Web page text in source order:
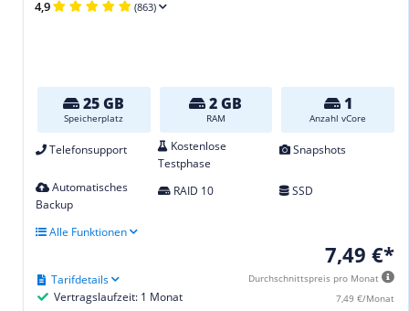
4,9 (863)
25 GB
Speicherplatz
2 GB
RAM
1
Anzahl vCore
Telefonsupport
Kostenlose
Testphase
Snapshots
Automatisches
Backup
RAID 10 SSD
Alle Funktionen
7,49 €*
Durchschnittspreis pro Monat
7,49 €/Monat
Vertragslaufzeit: 1 Monat
Tarifdetails